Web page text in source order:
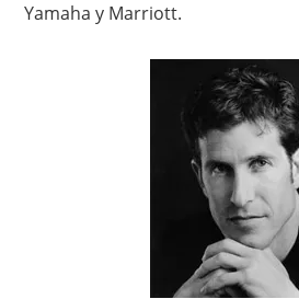
Yamaha y Marriott.